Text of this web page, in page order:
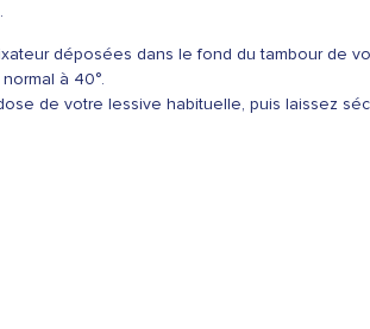
déposées dans le fond du tambour de
à 40°.
de votre lessive habituelle, puis laissez